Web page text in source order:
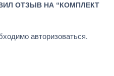
ОТЗЫВ НА “КОМПЛЕКТ
авторизоваться.